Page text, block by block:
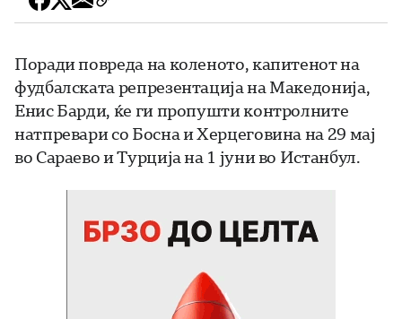
Поради повреда на коленото, капитенот на
фудбалската репрезентација на Македонија,
Енис Барди, ќе ги пропушти контролните
натпревари со Босна и Херцеговина на 29 мај
во Сараево и Турција на 1 јуни во Истанбул.